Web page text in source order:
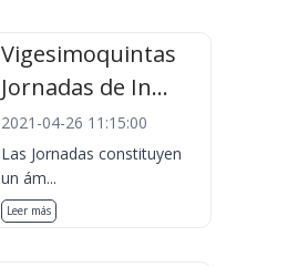
Vigesimoquintas
Jornadas de In...
2021-04-26 11:15:00
Las Jornadas constituyen
un ám...
Leer más